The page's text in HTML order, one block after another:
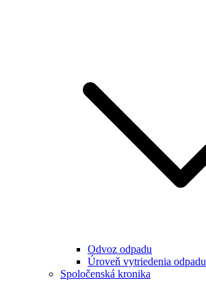
Odvoz odpadu
Úroveň vytriedenia odpadu
Spoločenská kronika